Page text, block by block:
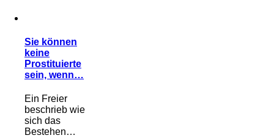
Sie können
keine
Prostituierte
sein, wenn…
Ein Freier
beschrieb wie
sich das
Bestehen…